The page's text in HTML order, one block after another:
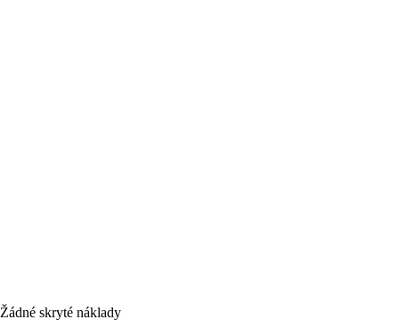
Žádné skryté náklady